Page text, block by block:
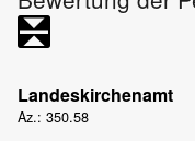
Landeskirchenamt
Az.: 350.58